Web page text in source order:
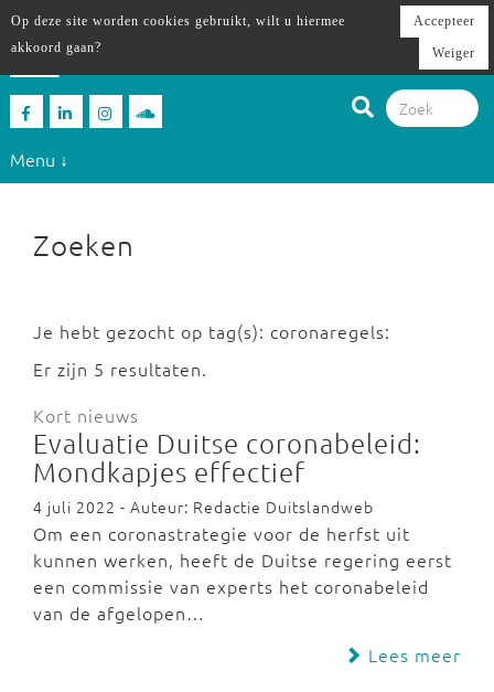
Menu ↓
Zoeken
Je hebt gezocht op tag(s): coronaregels:
Er zijn 5 resultaten.
Kort nieuws
Evaluatie Duitse coronabeleid:
Mondkapjes effectief
4 juli 2022 - Auteur: Redactie Duitslandweb
Om een coronastrategie voor de herfst uit
kunnen werken, heeft de Duitse regering eerst
een commissie van experts het coronabeleid
van de afgelopen…
Lees meer
Op deze site worden cookies gebruikt, wilt u hiermee
akkoord gaan?
Accepteer
Weiger